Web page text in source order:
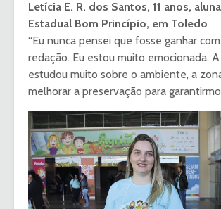
Letícia E. R. dos Santos, 11 anos,
Estadual Bom Princípio, em Toledo
“Eu nunca pensei que fosse ganhar
redação. Eu estou muito emocionada.
estudou muito sobre o ambiente, a
melhorar a preservação para